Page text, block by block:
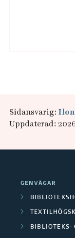
Sidansvarig:
Uppdaterad:
GENVÄGAR
BIBLIOTEKS-